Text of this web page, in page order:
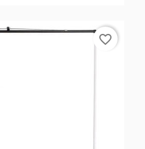
favorite_border